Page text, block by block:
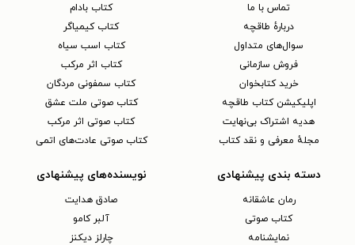
تماس با ما
دربارهٔ طاقچه
سوال‌های متداول
فروش سازمانی
خرید کتابخوان
اپلیکیشن کتاب طاقچه
هدیه اشتراک بی‌نهایت
مجلهٔ معرفی و نقد کتاب
کتاب بادام
کتاب کیمیاگر
کتاب اسب سیاه
کتاب اثر مرکب
کتاب سمفونی مردگان
کتاب صوتی ملت عشق
کتاب صوتی اثر مرکب
کتاب صوتی عادت‌های اتمی
دسته بندی پیشنهادی
رمان عاشقانه
کتاب‌ صوتی
نمایشنامه
نویسنده‌های پیشنهادی
صادق هدایت
آلبر کامو
چارلز دیکنز